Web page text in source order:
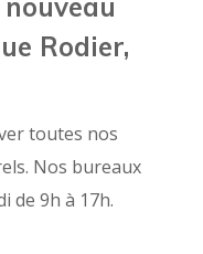
Rodier,
toutes nos
Nos bureaux
de 9h à 17h.